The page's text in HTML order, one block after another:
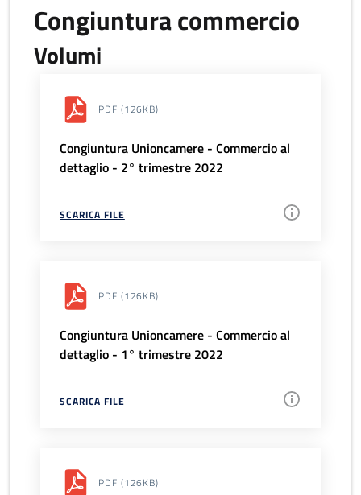
Congiuntura commercio
Volumi
PDF (126KB)
Congiuntura Unioncamere - Commercio al
dettaglio - 2° trimestre 2022
SCARICA FILE
PDF (126KB)
Congiuntura Unioncamere - Commercio al
dettaglio - 1° trimestre 2022
SCARICA FILE
PDF (126KB)